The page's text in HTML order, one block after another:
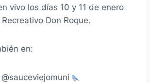
vivo los días 10 y 11 de enero
Don Roque.
en: